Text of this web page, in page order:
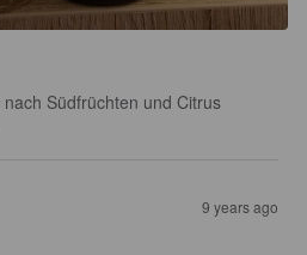
Südfrüchten und Citrus
9 years ago